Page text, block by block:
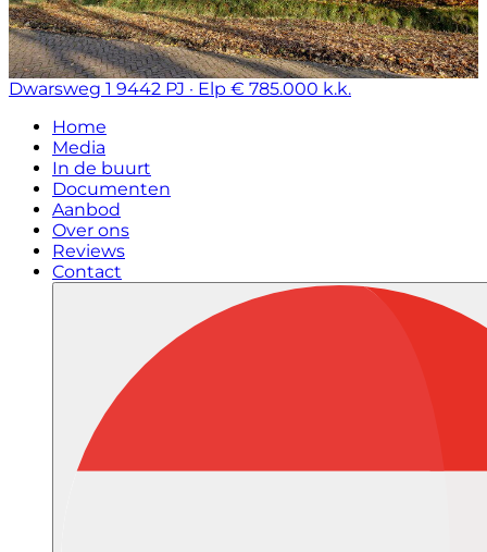
Dwarsweg 1 9442 PJ · Elp € 785.000 k.k.
Home
Media
In de buurt
Documenten
Aanbod
Over ons
Reviews
Contact